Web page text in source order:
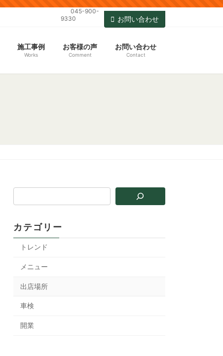
045-900-
9330
お問い合わせ
施工事例
Works
お客様の声
Comment
お問い合わせ
Contact
カテゴリー
トレンド
メニュー
出店場所
車検
開業